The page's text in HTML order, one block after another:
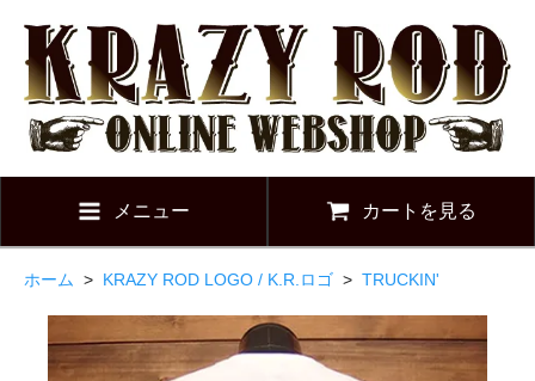
メニュー カートを見る
ホーム > KRAZY ROD LOGO / K.R.ロゴ > TRUCKIN'